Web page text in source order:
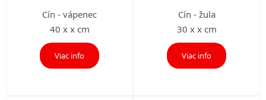
Cín - vápenec
40 x x cm
Viac info
Cín - žula
30 x x cm
Viac info